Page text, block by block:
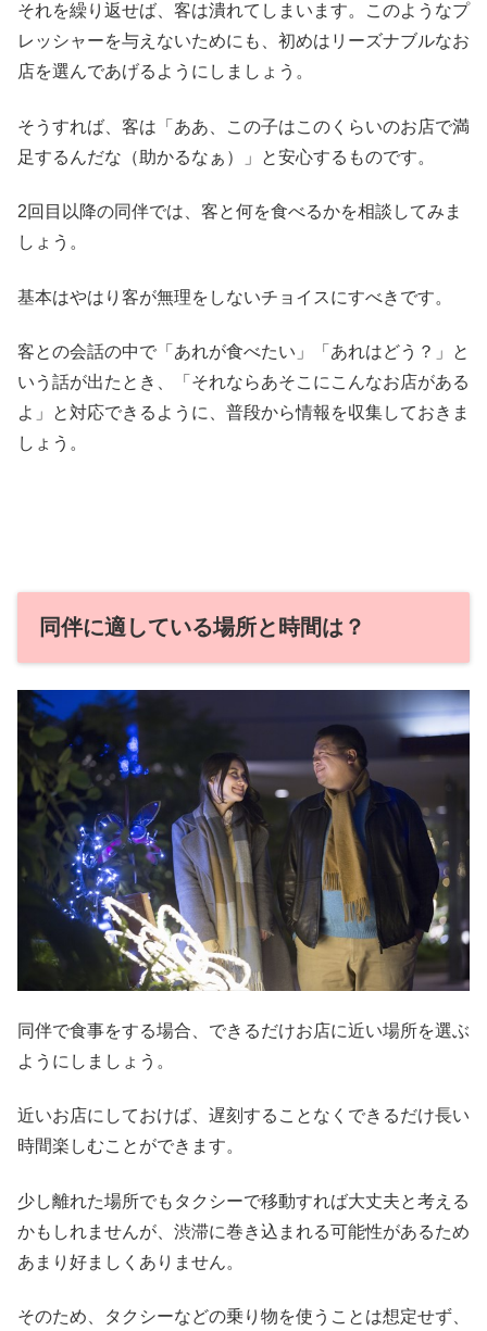
それを繰り返せば、客は潰れてしまいます。このようなプ
レッシャーを与えないためにも、初めはリーズナブルなお
店を選んであげるようにしましょう。
そうすれば、客は「ああ、この子はこのくらいのお店で満
足するんだな（助かるなぁ）」と安心するものです。
2回目以降の同伴では、客と何を食べるかを相談してみま
しょう。
基本はやはり客が無理をしないチョイスにすべきです。
客との会話の中で「あれが食べたい」「あれはどう？」と
いう話が出たとき、「それならあそこにこんなお店がある
よ」と対応できるように、普段から情報を収集しておきま
しょう。
同伴に適している場所と時間は？
同伴で食事をする場合、できるだけお店に近い場所を選ぶ
ようにしましょう。
近いお店にしておけば、遅刻することなくできるだけ長い
時間楽しむことができます。
少し離れた場所でもタクシーで移動すれば大丈夫と考える
かもしれませんが、渋滞に巻き込まれる可能性があるため
あまり好ましくありません。
そのため、タクシーなどの乗り物を使うことは想定せず、